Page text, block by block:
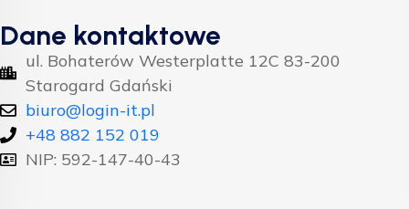
Dane kontaktowe
ul. Bohaterów Westerplatte 12C 83-200
Starogard Gdański
biuro@login-it.pl
+48 882 152 019
NIP: 592-147-40-43